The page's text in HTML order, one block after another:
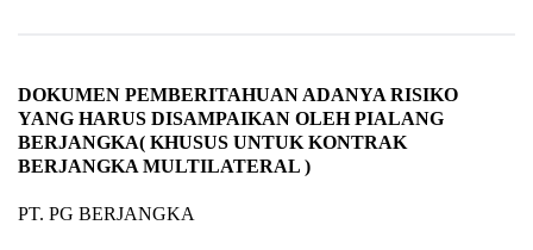
DOKUMEN PEMBERITAHUAN ADANYA RISIKO
YANG HARUS DISAMPAIKAN OLEH PIALANG
BERJANGKA( KHUSUS UNTUK KONTRAK
BERJANGKA MULTILATERAL )
PT. PG BERJANGKA